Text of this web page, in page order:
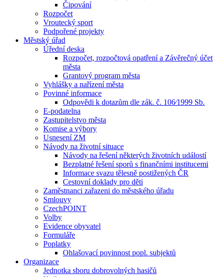
Čipování
Rozpočet
Vroutecký sport
Podpořené projekty
Městský úřad
Úřední deska
Rozpočet, rozpočtová opatření a Závěrečný účet
města
Grantový program města
Vyhlášky a nařízení města
Povinné informace
Odpovědi k dotazům dle zák. č. 106⁄1999 Sb.
E-podatelna
Zastupitelstvo města
Komise a výbory
Usnesení ZM
Návody na životní situace
Návody na řešení některých životních událostí
Bezplatné řešení sporů s finančními institucemi
Informace svazu tělesně postižených ČR
Cestovní doklady pro děti
Zaměstnanci zařazeni do městského úřadu
Smlouvy
CzechPOINT
Volby
Evidence obyvatel
Formuláře
Poplatky
Ohlašovací povinnost popl. subjektů
Organizace
Jednotka sboru dobrovolných hasičů